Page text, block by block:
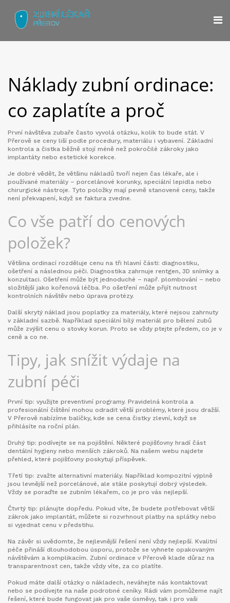
Náklady zubní ordinace:
co zaplatíte a proč
První návštěva zubaře často vyvolá otázku, kolik to bude stát. V
Přerově se ceny liší podle procedury, materiálu i vybavení. Základní
kontrola a čistka běžně stojí méně než pokročilé zákroky jako
implantáty nebo estetické korekce.
Je dobré vědět, že většinu nákladů tvoří nejen čas lékaře, ale i
používané materiály – porcelánové korunky, speciální lepidla nebo
chirurgické nástroje. Tyto položky mají pevně stanovené ceny, takže
není překvapení, když se faktura zvedne.
Co vše patří do cenových
položek?
Většina ordinací rozděluje cenu na tři hlavní části: diagnostiku,
ošetření a následnou péči. Diagnostika zahrnuje rentgen, 3D snímky a
konzultaci. Ošetření může být jednoduché – např. plombování – nebo
složitější jako kořenová léčba. Po ošetření může přijít nutnost
kontrolních návštěv nebo úprava protézy.
Další skrytý náklad jsou poplatky za materiály, které nejsou zahrnuty
v základní sazbě. Například speciální bílý materiál pro bělení zubů
může zvýšit cenu o stovky korun. Proto se vždy ptejte předem, co je v
ceně a co ne.
Tipy, jak snížit výdaje na
zubní péči
První tip: využijte preventivní programy. Pravidelná kontrola a
profesionální čištění mohou odradit větší problémy, které jsou dražší.
V Přerově nabízíme balíčky, kde se cena čistky zlevní, když se
přihlásíte na roční plán.
Druhý tip: podívejte se na pojištění. Některé pojišťovny hradí část
dentální hygieny nebo menších zákroků. Na našem webu najdete
přehled, které pojišťovny poskytují příspěvek.
Třetí tip: zvažte alternativní materiály. Například kompozitní výplně
jsou levnější než porcelánové, ale stále poskytují dobrý výsledek.
Vždy se poraďte se zubním lékařem, co je pro vás nejlepší.
Čtvrtý tip: plánujte dopředu. Pokud víte, že budete potřebovat větší
zákrok jako implantát, můžete si rozvrhnout platby na splátky nebo
si vyjednat cenu v předstihu.
Na závěr si uvědomte, že nejlevnější řešení není vždy nejlepší. Kvalitní
péče přináší dlouhodobou úsporu, protože se vyhnete opakovaným
návštěvám a komplikacím. Zubní ordinace v Přerově klade důraz na
transparentnost cen, takže vždy víte, za co platíte.
Pokud máte další otázky o nákladech, neváhejte nás kontaktovat
nebo se podívejte na naše podrobné ceníky. Rádi vám pomůžeme najít
řešení, které bude fungovat jak pro vaše úsměvy, tak i pro vaši